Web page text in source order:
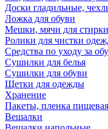
Доски гладильные,
Ложка для обуви
Мешки, мячи для стирки
Ролики для чистки
Средства по уходу за
Сушилки для белья
Сушилки для обуви
Щетки для одежды
Хранение
Пакеты, пленка пищевая
Вешалки